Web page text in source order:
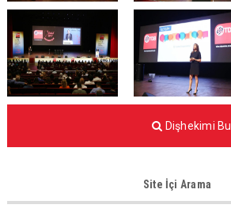
Dişhekimi Bul
Site İçi Arama